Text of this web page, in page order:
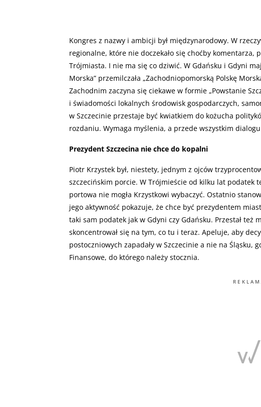
Kongres z nazwy i ambicji był międzynarodowy. W
regionalne, które nie doczekało się choćby komentarza,
Trójmiasta. I nie ma się co dziwić. W Gdańsku i Gdyni
Morska” przemilczała „Zachodniopomorską Polskę
Zachodnim zaczyna się ciekawe w formie „Powstanie
i świadomości lokalnych środowisk gospodarczych,
w Szczecinie przestaje być kwiatkiem do kożucha
rozdaniu. Wymaga myślenia, a przede wszystkim
Prezydent Szczecina nie chce do kopalni
Piotr Krzystek był, niestety, jednym z ojców
szczecińskim porcie. W Trójmieście od kilku lat podatek
portowa nie mogła Krzystkowi wybaczyć. Ostatnio
jego aktywność pokazuje, że chce być prezydentem
taki sam podatek jak w Gdyni czy Gdańsku. Przestał też
skoncentrował się na tym, co tu i teraz. Apeluje, aby
postoczniowych zapadały w Szczecinie a nie na Śląsku,
Finansowe, do którego należy stocznia.